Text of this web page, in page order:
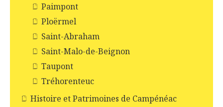
Paimpont
Ploërmel
Saint-Abraham
Saint-Malo-de-Beignon
Taupont
Tréhorenteuc
Histoire et Patrimoines de Campénéac